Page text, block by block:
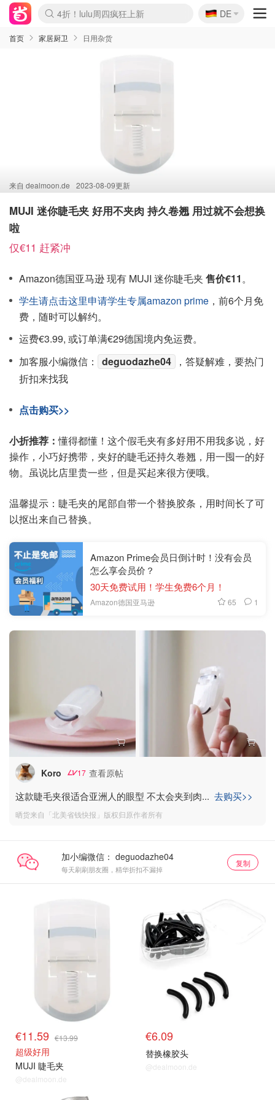
Boticinal 夏促开抢！
4折！lulu周四疯狂上新
还没结束！&OtherStories大促
Joybuy变相75折 随时失效
速领！Stanley独家85折
疑似霸哥！Camper额外叠85折
Zalando 奥莱闪促！每日更新
Moncler反季囤！5折起+叠9折
Coach Brooklyn仅€192
🇩🇪
DE
首页 家居厨卫 日用杂货
来自 dealmoon.de 2023-08-09更新
MUJI 迷你睫毛夹 好用不夹肉 持久卷翘 用过就不会想换
啦
仅€11 赶紧冲
Amazon德国亚马逊 现有 MUJI 迷你睫毛夹 售价€11。
学生请点击这里申请学生专属amazon prime ，前6个月免
费，随时可以解约。
运费€3.99, 或订单满€29德国境内免运费。
加客服小编微信：
deguodazhe04
，答疑解难，要热门
折扣来找我
点击购买>>
小折推荐：懂得都懂！这个假毛夹有多好用不用我多说，好
操作，小巧好携带，夹好的睫毛还持久卷翘，用一囤一的好
物。虽说比店里贵一些，但是买起来很方便哦。
温馨提示：睫毛夹的尾部自带一个替换胶条，用时间长了可
以抠出来自己替换。
Amazon Prime会员日倒计时！没有会员
怎么享会员价？
30天免费试用！学生免费6个月！
Amazon德国亚马逊 65 1
Koro 17 查看原帖
这款睫毛夹很适合亚洲人的眼型 不太会夹到肉... 去购买>>
晒货来自「北美省钱快报」版权归原作者所有
加小编微信：
每天刷刷朋友圈，精华折扣不漏掉
复制
€11.59 €13.99
超级好用
MUJI 睫毛夹
@dealmoon.de
€6.09
替换橡胶头
@dealmoon.de